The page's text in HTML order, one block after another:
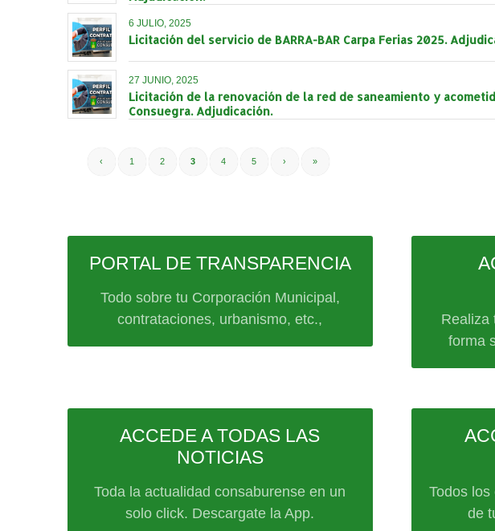
6 JULIO, 2025
Licitación del servicio de BARRA-BAR Carpa Ferias 2025.
27 JUNIO, 2025
Licitación de la renovación de la red de saneamiento y
Consuegra. Adjudicación.
‹ 1 2 3 4 5 › »
PORTAL DE TRANSPARENCIA
Todo sobre tu Corporación Municipal,
contrataciones, urbanismo, etc.,
Realiza
forma
ACCEDE A TODAS LAS
NOTICIAS
Toda la actualidad consaburense en un
solo click. Descargate la App.
Todos
de